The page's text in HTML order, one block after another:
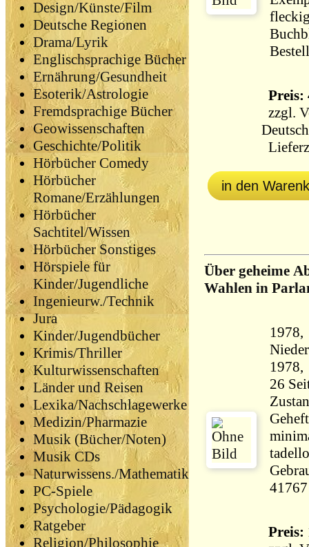
Design/Künste/Film
Deutsche Regionen
Drama/Lyrik
Englischsprachige Bücher
Ernährung/Gesundheit
Esoterik/Astrologie
Fremdsprachige Bücher
Geowissenschaften
Geschichte/Politik
Hörbücher Comedy
Hörbücher
Romane/Erzählungen
Hörbücher
Sachtitel/Wissen
Hörbücher Sonstiges
Hörspiele für
Kinder/Jugendliche
Ingenieurw./Technik
Jura
Kinder/Jugendbücher
Krimis/Thriller
Kulturwissenschaften
Länder und Reisen
Lexika/Nachschlagewerke
Medizin/Pharmazie
Musik (Bücher/Noten)
Musik CDs
Naturwissens./Mathematik
PC-Spiele
Psychologie/Pädagogik
Ratgeber
Religion/Philosophie
Preis:
zzgl.
in den
Über geheime
Wahlen in
1978,
41767
Preis: